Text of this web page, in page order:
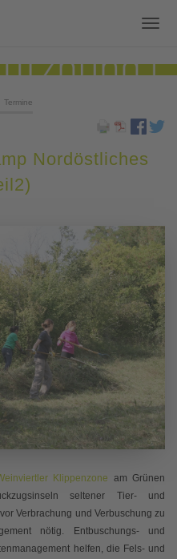
Termine
Nordöstliches
Klippenzone am Grünen
seltener Tier- und
Verbrachung und Verbuschung zu
nötig. Entbuschungs- und
helfen, die Fels- und